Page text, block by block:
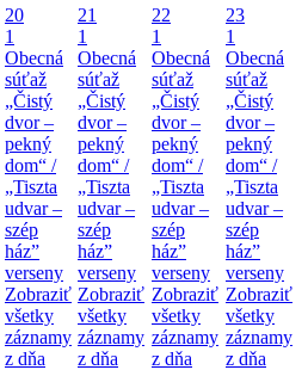
20
1
Obecná
súťaž
„Čistý
dvor –
pekný
dom“ /
„Tiszta
udvar –
szép
ház”
verseny
Zobraziť
všetky
záznamy
z dňa
21
1
Obecná
súťaž
„Čistý
dvor –
pekný
dom“ /
„Tiszta
udvar –
szép
ház”
verseny
Zobraziť
všetky
záznamy
z dňa
22
1
Obecná
súťaž
„Čistý
dvor –
pekný
dom“ /
„Tiszta
udvar –
szép
ház”
verseny
Zobraziť
všetky
záznamy
z dňa
23
1
Obecná
súťaž
„Čistý
dvor –
pekný
dom“ /
„Tiszta
udvar –
szép
ház”
verseny
Zobraziť
všetky
záznamy
z dňa